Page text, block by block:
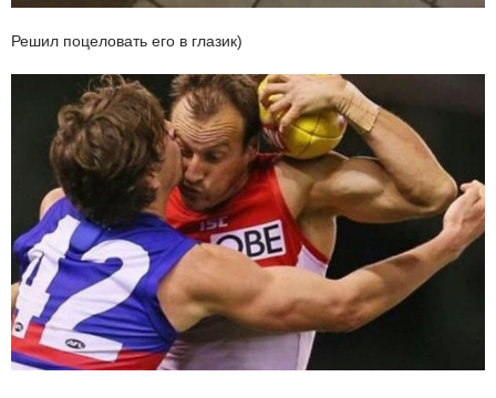
Решил поцеловать его в глазик)